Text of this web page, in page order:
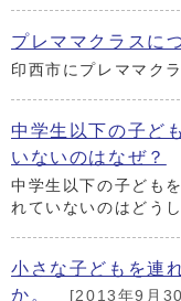
プレママクラスに
印西市にプレママク
中学生以下の子ど
いないのはなぜ？
中学生以下の子ども
れていないのはどう
小さな子どもを連
か。
[2013年9月